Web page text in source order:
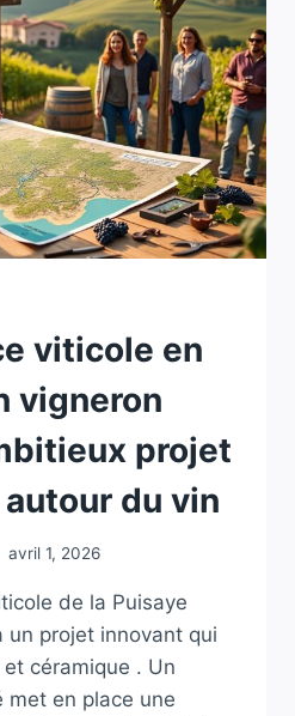
viticole en
vigneron
projet
du vin
avril 1, 2026
de la Puisaye
un projet innovant qui
céramique . Un
met en place une